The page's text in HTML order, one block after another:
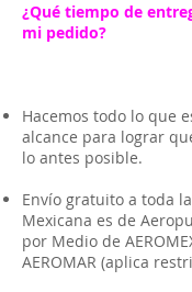
¿Qué tiempo de
mi pedido?
Hacemos todo lo que
alcance para lograr
lo antes posible.
Envío gratuito a toda
Mexicana es de
por Medio de
AEROMAR (aplica